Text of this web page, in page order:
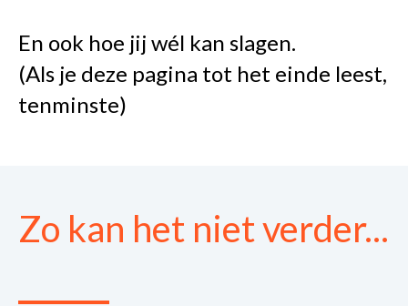
En ook hoe jij wél kan slagen.
(Als je deze pagina tot het einde leest,
tenminste)
Zo kan het niet verder...